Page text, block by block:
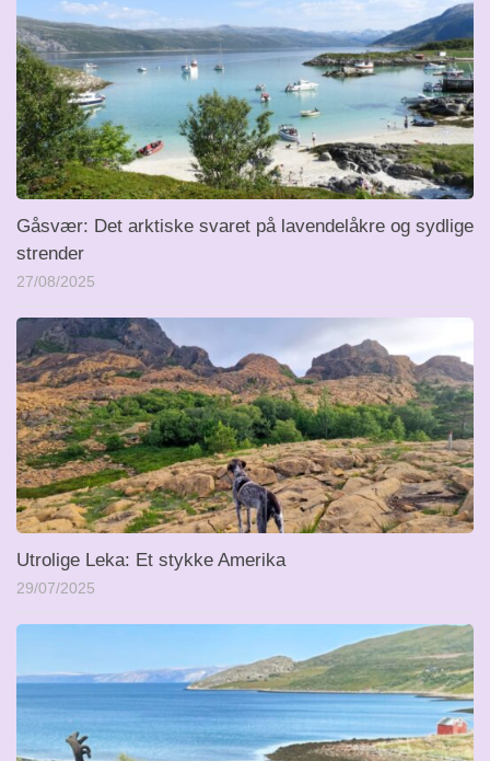
Gåsvær: Det arktiske svaret på lavendelåkre og sydlige
strender
27/08/2025
Utrolige Leka: Et stykke Amerika
29/07/2025